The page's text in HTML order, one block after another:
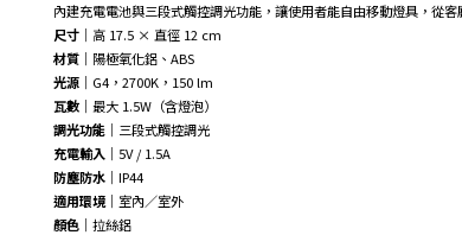
內建充電電池與三段式觸控調光功能，讓使用者能自由移動燈具，從
尺寸 ｜高 17.5 × 直徑 12 cm
材質 ｜陽極氧化鋁、ABS
光源 ｜G4，2700K，150 lm
瓦數 ｜最大 1.5W（含燈泡）
調光功能 ｜三段式觸控調光
充電輸入 ｜5V / 1.5A
防塵防水 ｜IP44
適用環境 ｜室內／室外
顏色 ｜拉絲鋁